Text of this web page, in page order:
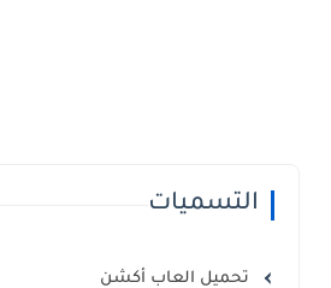
التسميات
تحميل العاب أكشن